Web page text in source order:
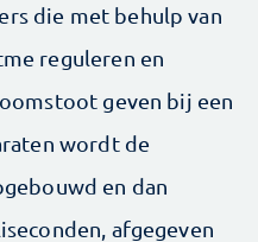
die met behulp van
reguleren en
geven bij een
wordt de
en dan
afgegeven